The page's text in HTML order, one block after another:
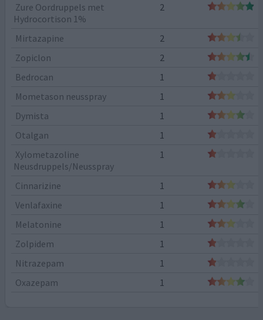
Zure Oordruppels met
Hydrocortison 1%
2
Mirtazapine
2
Zopiclon
2
Bedrocan
1
Mometason neusspray
1
Dymista
1
Otalgan
1
Xylometazoline
Neusdruppels/Neusspray
1
Cinnarizine
1
Venlafaxine
1
Melatonine
1
Zolpidem
1
Nitrazepam
1
Oxazepam
1